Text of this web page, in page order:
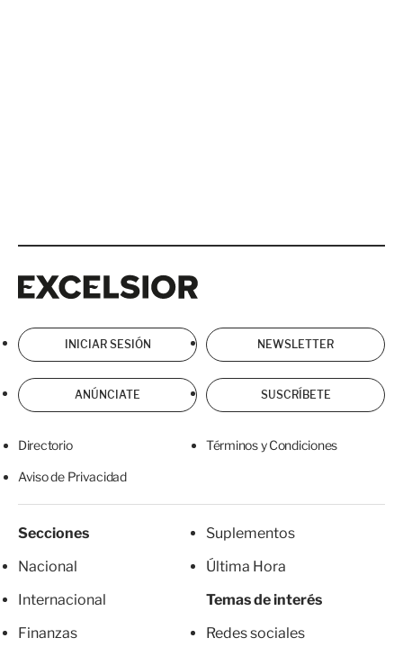
INICIAR SESIÓN NEWSLETTER
ANÚNCIATE SUSCRÍBETE
Directorio Términos y Condiciones
Aviso de Privacidad
Secciones
Nacional
Internacional
Finanzas
Suplementos
Última Hora
Temas de interés
Redes sociales